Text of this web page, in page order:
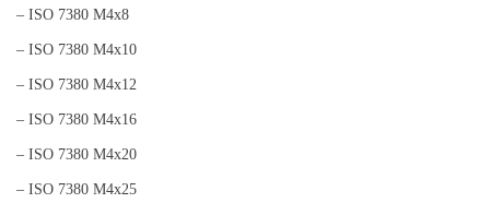
– ISO 7380 M4x8
– ISO 7380 M4x10
– ISO 7380 M4x12
– ISO 7380 M4x16
– ISO 7380 M4x20
– ISO 7380 M4x25